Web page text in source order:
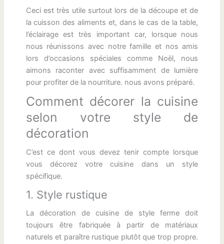
Ceci est très utile surtout lors de la découpe et de
la cuisson des aliments et, dans le cas de la table,
l’éclairage est très important car, lorsque nous
nous réunissons avec notre famille et nos amis
lors d’occasions spéciales comme Noël, nous
aimons raconter avec suffisamment de lumière
pour profiter de la nourriture. nous avons préparé.
Comment décorer la cuisine
selon votre style de
décoration
C’est ce dont vous devez tenir compte lorsque
vous décorez votre cuisine dans un style
spécifique.
1. Style rustique
La décoration de cuisine de style ferme doit
toujours être fabriquée à partir de matériaux
naturels et paraître rustique plutôt que trop propre.